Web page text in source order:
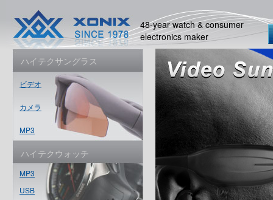
48-year watch & consumer
electronics maker
ハイテクサングラス
ビデオ
カメラ
MP3
ハイテクウォッチ
MP3
USB